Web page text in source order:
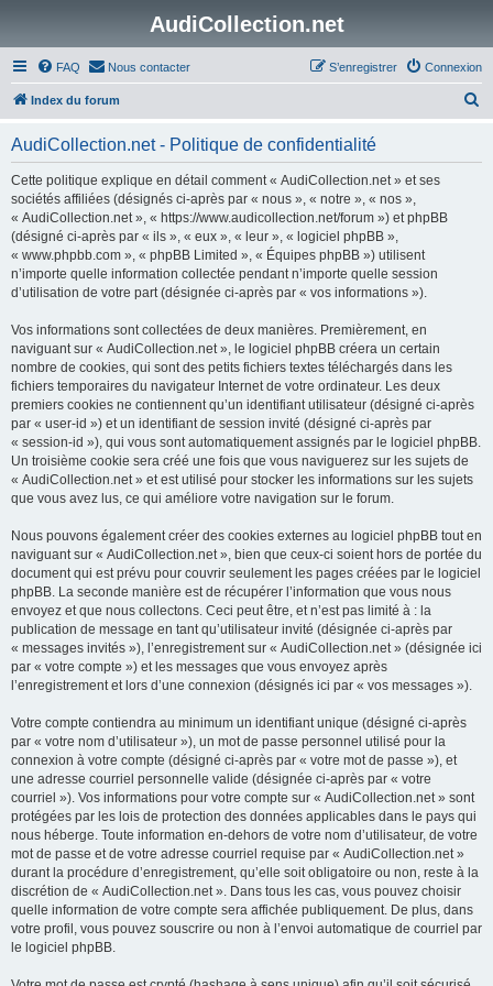
AudiCollection.net
FAQ Nous contacter Connexion
S’enregistrer
Index du forum
AudiCollection.net - Politique de confidentialité
Cette politique explique en détail comment « AudiCollection.net » et ses
sociétés affiliées (désignés ci-après par « nous », « notre », « nos »,
« AudiCollection.net », « https://www.audicollection.net/forum ») et phpBB
(désigné ci-après par « ils », « eux », « leur », « logiciel phpBB »,
« www.phpbb.com », « phpBB Limited », « Équipes phpBB ») utilisent
n’importe quelle information collectée pendant n’importe quelle session
d’utilisation de votre part (désignée ci-après par « vos informations »).
Vos informations sont collectées de deux manières. Premièrement, en
naviguant sur « AudiCollection.net », le logiciel phpBB créera un certain
nombre de cookies, qui sont des petits fichiers textes téléchargés dans les
fichiers temporaires du navigateur Internet de votre ordinateur. Les deux
premiers cookies ne contiennent qu’un identifiant utilisateur (désigné ci-après
par « user-id ») et un identifiant de session invité (désigné ci-après par
« session-id »), qui vous sont automatiquement assignés par le logiciel phpBB.
Un troisième cookie sera créé une fois que vous naviguerez sur les sujets de
« AudiCollection.net » et est utilisé pour stocker les informations sur les sujets
que vous avez lus, ce qui améliore votre navigation sur le forum.
Nous pouvons également créer des cookies externes au logiciel phpBB tout en
naviguant sur « AudiCollection.net », bien que ceux-ci soient hors de portée du
document qui est prévu pour couvrir seulement les pages créées par le logiciel
phpBB. La seconde manière est de récupérer l’information que vous nous
envoyez et que nous collectons. Ceci peut être, et n’est pas limité à : la
publication de message en tant qu’utilisateur invité (désignée ci-après par
« messages invités »), l’enregistrement sur « AudiCollection.net » (désignée ici
par « votre compte ») et les messages que vous envoyez après
l’enregistrement et lors d’une connexion (désignés ici par « vos messages »).
Votre compte contiendra au minimum un identifiant unique (désigné ci-après
par « votre nom d’utilisateur »), un mot de passe personnel utilisé pour la
connexion à votre compte (désigné ci-après par « votre mot de passe »), et
une adresse courriel personnelle valide (désignée ci-après par « votre
courriel »). Vos informations pour votre compte sur « AudiCollection.net » sont
protégées par les lois de protection des données applicables dans le pays qui
nous héberge. Toute information en-dehors de votre nom d’utilisateur, de votre
mot de passe et de votre adresse courriel requise par « AudiCollection.net »
durant la procédure d’enregistrement, qu’elle soit obligatoire ou non, reste à la
discrétion de « AudiCollection.net ». Dans tous les cas, vous pouvez choisir
quelle information de votre compte sera affichée publiquement. De plus, dans
votre profil, vous pouvez souscrire ou non à l’envoi automatique de courriel par
le logiciel phpBB.